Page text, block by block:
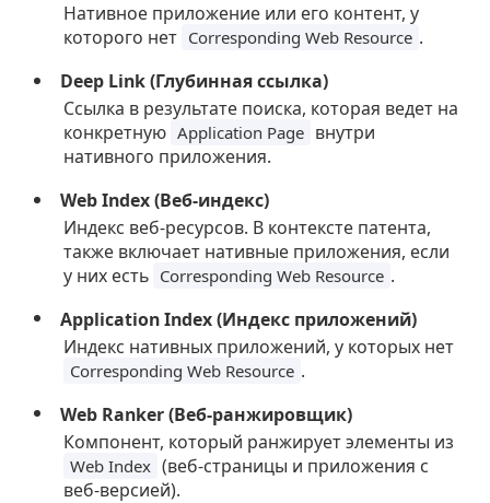
Нативное приложение или его контент, у
которого нет Corresponding Web Resource .
Deep Link (Глубинная ссылка)
Ссылка в результате поиска, которая ведет на
конкретную Application Page внутри
нативного приложения.
Web Index (Веб-индекс)
Индекс веб-ресурсов. В контексте патента,
также включает нативные приложения, если
у них есть Corresponding Web Resource .
Application Index (Индекс приложений)
Индекс нативных приложений, у которых нет
Corresponding Web Resource .
Web Ranker (Веб-ранжировщик)
Компонент, который ранжирует элементы из
Web Index (веб-страницы и приложения с
веб-версией).